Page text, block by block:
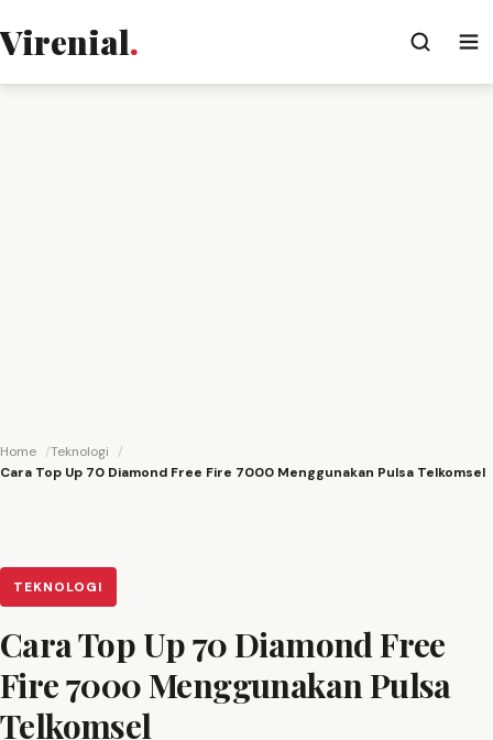
Virenial.
Home
Teknologi
Cara Top Up 70 Diamond Free Fire 7000 Menggunakan Pulsa Telkomsel
TEKNOLOGI
Cara Top Up 70 Diamond Free
Fire 7000 Menggunakan Pulsa
Telkomsel